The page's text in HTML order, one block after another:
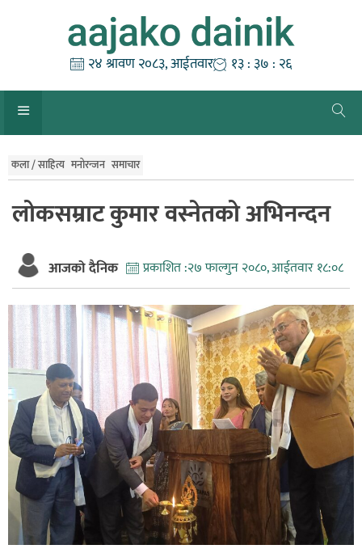
२४ श्रावण २०८३, आईतवार १३ : ३७ : २७
कला / साहित्य मनोरन्जन समाचार
लोकसम्राट कुमार वस्नेतको अभिनन्दन
आजको दैनिक प्रकाशित :२७ फाल्गुन २०८०, आईतवार १८:०८